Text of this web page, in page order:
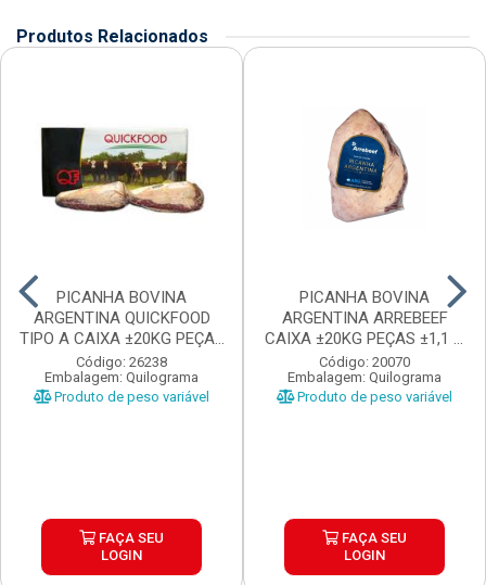
Produtos Relacionados
PICANHA BOVINA
ARGENTINA QUICKFOOD
TIPO A CAIXA ±20KG PEÇAS
...
Código: 26238
Embalagem: Quilograma
Produto de peso variável
FAÇA SEU
LOGIN
PICANHA BOVINA
ARGENTINA ARREBEEF
CAIXA ±20KG PEÇAS ±1,1 A
1...
Código: 20070
Embalagem: Quilograma
Produto de peso variável
FAÇA SEU
LOGIN